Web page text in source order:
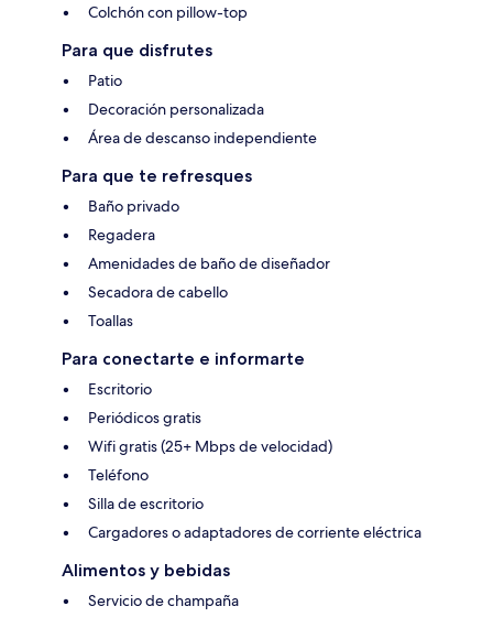
Colchón con pillow-top
Para que disfrutes
Patio
Decoración personalizada
Área de descanso independiente
Para que te refresques
Baño privado
Regadera
Amenidades de baño de diseñador
Secadora de cabello
Toallas
Para conectarte e informarte
Escritorio
Periódicos gratis
Wifi gratis (25+ Mbps de velocidad)
Teléfono
Silla de escritorio
Cargadores o adaptadores de corriente eléctrica
Alimentos y bebidas
Servicio de champaña